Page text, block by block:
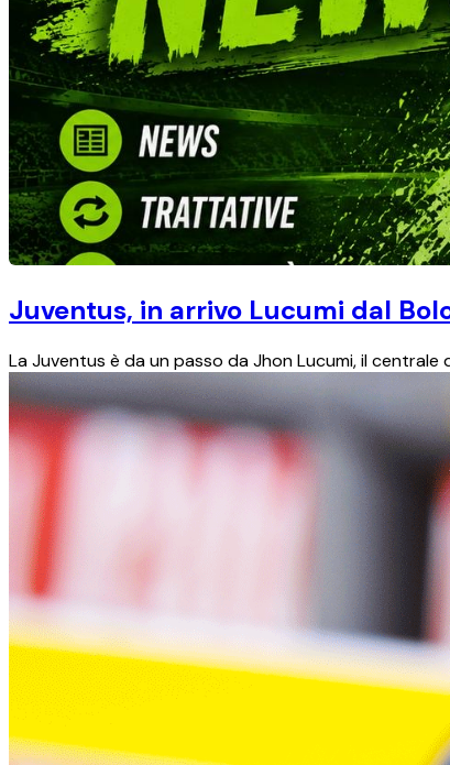
Juventus, in arrivo Lucumi dal
La Juventus è da un passo da Jhon Lucumi, il